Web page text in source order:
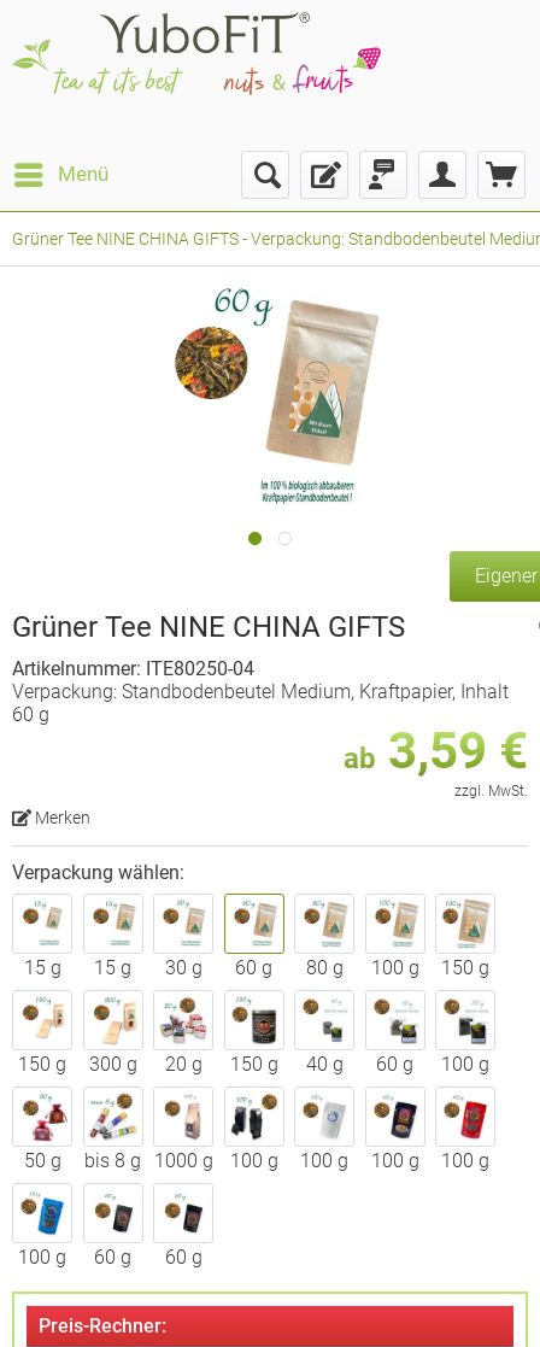
Menü
Grüner Tee NINE CHINA GIFTS - Verpackung: Standbodenbeutel
Grüner Tee NINE CHINA GIFTS
Artikelnummer: ITE80250-04
Verpackung: Standbodenbeutel Medium, Kraftpapier, Inhalt
60 g
ab 3,59 €
zzgl. MwSt.
Merken
Verpackung wählen:
15 g 15 g 30 g 60 g 80 g 100 g 150 g
150 g 300 g 20 g 150 g 40 g 60 g 100 g
50 g bis 8 g 1000 g 100 g 100 g 100 g 100 g
100 g 60 g 60 g
Preis-Rechner: